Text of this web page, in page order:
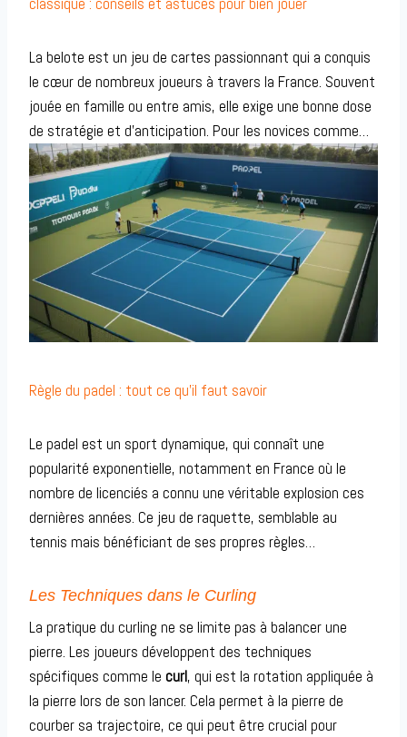
La belote est un jeu de cartes passionnant qui a conquis
le cœur de nombreux joueurs à travers la France. Souvent
jouée en famille ou entre amis, elle exige une bonne dose
de stratégie et d’anticipation. Pour les novices comme…
Règle du padel : tout ce qu’il faut savoir
Le padel est un sport dynamique, qui connaît une
popularité exponentielle, notamment en France où le
nombre de licenciés a connu une véritable explosion ces
dernières années. Ce jeu de raquette, semblable au
tennis mais bénéficiant de ses propres règles…
Les Techniques dans le Curling
La pratique du curling ne se limite pas à balancer une
pierre. Les joueurs développent des techniques
spécifiques comme le curl, qui est la rotation appliquée à
la pierre lors de son lancer. Cela permet à la pierre de
courber sa trajectoire, ce qui peut être crucial pour